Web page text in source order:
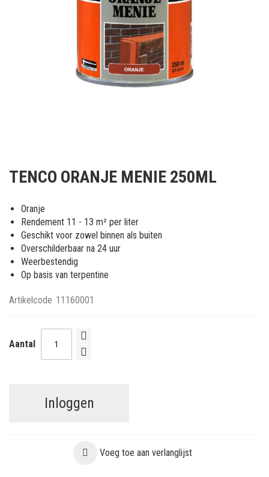
van
de
afbeeldingen-
gallerij
TENCO ORANJE MENIE 250ML
Oranje
Rendement 11 - 13 m² per liter
Geschikt voor zowel binnen als buiten
Overschilderbaar na 24 uur
Weerbestendig
Op basis van terpentine
Artikelcode 11160001
Aantal
Inloggen
Voeg toe aan verlanglijst